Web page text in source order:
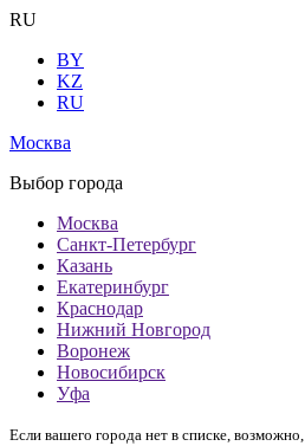
RU
BY
KZ
RU
Москва
Выбор города
Москва
Санкт-Петербург
Казань
Екатеринбург
Краснодар
Нижний Новгород
Воронеж
Новосибирск
Уфа
Если вашего города нет в списке,